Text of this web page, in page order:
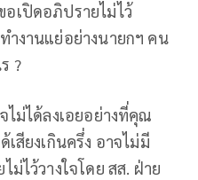
เปิดอภิปรายไม่ไว้
ำงานแย่อย่างนายกฯ คน
?
ไม่ได้ลงเอยอย่างที่คุณ
สียงเกินครึ่ง อาจไม่มี
ไว้วางใจโดย สส. ฝ่าย